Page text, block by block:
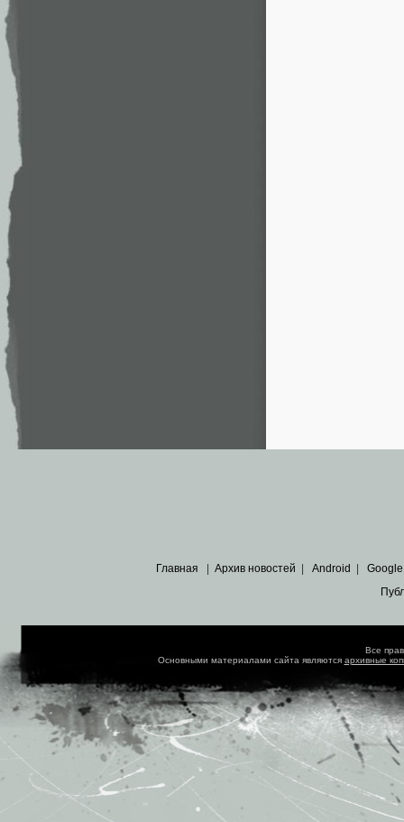
Главная Архив новостей Android Google
Все
Основными материалами сайта являются архивные